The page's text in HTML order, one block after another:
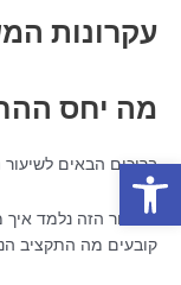
עקרונות
מה יחס
ברוכים הבאים
בשיעור הזה נלמד
קובעים מה התקציב
פתח סרגל נגישות